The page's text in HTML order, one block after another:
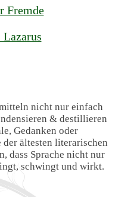
Fremde
Lazarus
nicht nur einfach
& destillieren
Gedanken oder
der ältesten literarischen
dass Sprache nicht nur
schwingt und wirkt.